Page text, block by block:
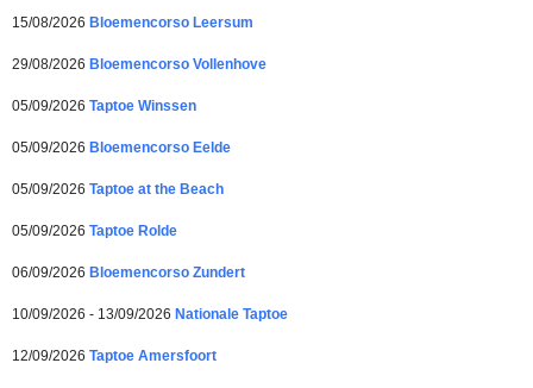
15/08/2026 Bloemencorso Leersum
29/08/2026 Bloemencorso Vollenhove
05/09/2026 Taptoe Winssen
05/09/2026 Bloemencorso Eelde
05/09/2026 Taptoe at the Beach
05/09/2026 Taptoe Rolde
06/09/2026 Bloemencorso Zundert
10/09/2026 - 13/09/2026 Nationale Taptoe
12/09/2026 Taptoe Amersfoort